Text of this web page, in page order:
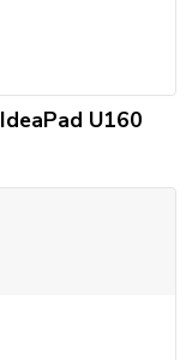
U160